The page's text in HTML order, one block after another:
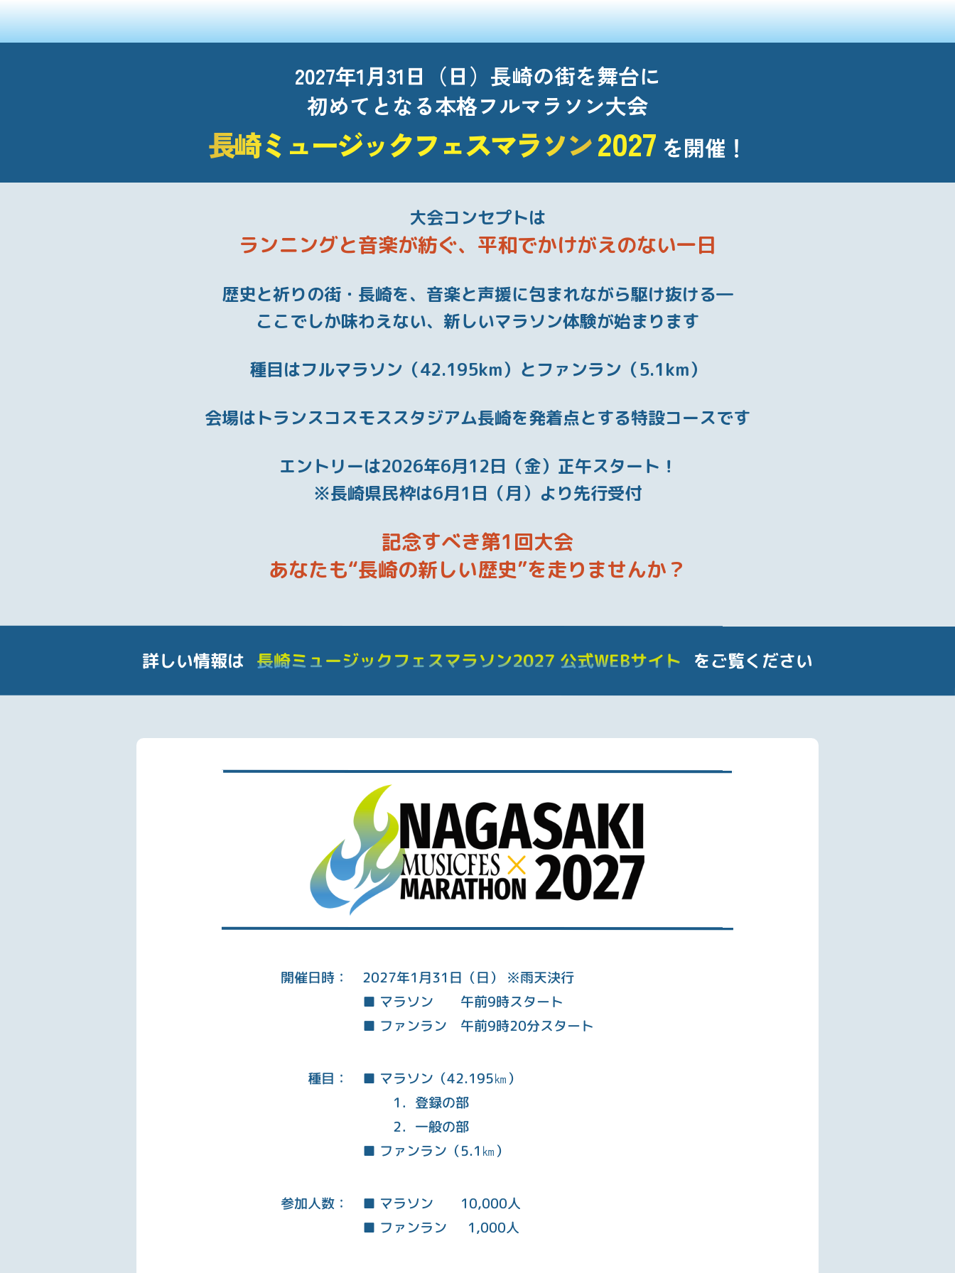
2027年1月31日（日）長崎の街を舞台に
初めてとなる本格フルマラソン大会
長崎ミュージックフェスマラソン2027 を開催！
大会コンセプトは
ランニングと音楽が紡ぐ、 平和でかけがえのない一日
歴史と祈りの街・長崎を、 音楽と声援に包まれながら駆け抜ける―
ここでしか味わえない、 新しいマラソン体験が始まります
種目はフルマラソン（42.195km）とファンラン（5.1km）
会場はトランスコスモススタジアム長崎を発着点とする特設コースです
エントリーは2026年6月12日（金）正午スタート！
※長崎県民枠は6月1日（月）より先行受付
記念すべき第1回大会
あなたも“長崎の新しい歴史”を走りませんか？
詳しい情報は 長崎ミュージックフェスマラソン2027 公式WEBサイト をご覧ください
開催日時： 2027年1月31日（日） ※雨天決行
■ マラソン 午前9時スタート
■ ファンラン 午前9時20分スタート
種目： ■ マラソン（42.195㎞）
1．登録の部
2．一般の部
■ ファンラン（5.1㎞）
参加人数： ■ マラソン 10,000人
■ ファンラン 1,000人